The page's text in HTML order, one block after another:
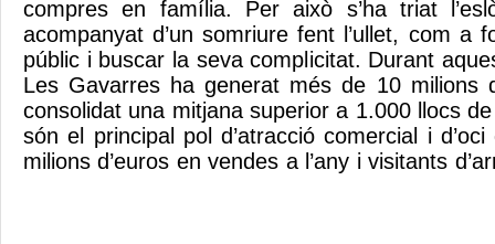
compres en família. Per això s’ha triat
acompanyat d’un somriure fent l’ullet, com a
públic i buscar la seva complicitat. Durant
Les Gavarres ha generat més de 10 milions
consolidat una mitjana superior a 1.000 llocs
són el principal pol d’atracció comercial i
milions d’euros en vendes a l’any i visitants